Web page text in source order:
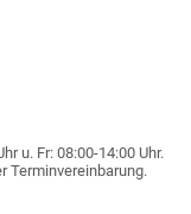
u. Fr: 08:00-14:00 Uhr.
Terminvereinbarung.